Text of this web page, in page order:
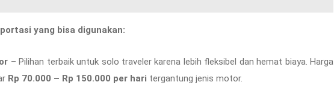
yang bisa digunakan:
– Pilihan terbaik untuk solo traveler karena lebih fleksibel dan hemat biaya. Harga
Rp 70.000 – Rp 150.000 per hari tergantung jenis motor.